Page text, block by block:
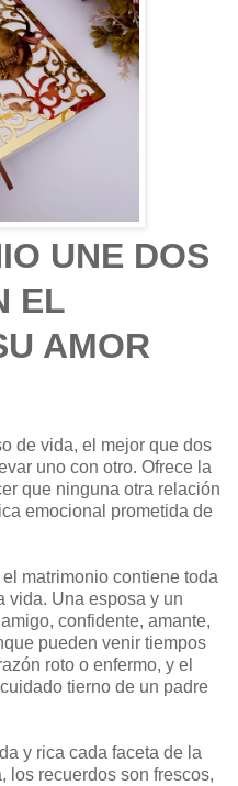
UNE DOS
EL
AMOR
de vida, el mejor que dos
uno con otro. Ofrece la
que ninguna otra relación
emocional prometida de
matrimonio contiene toda
vida. Una esposa y un
confidente, amante,
pueden venir tiempos
roto o enfermo, y el
tierno de un padre
y rica cada faceta de la
los recuerdos son frescos,